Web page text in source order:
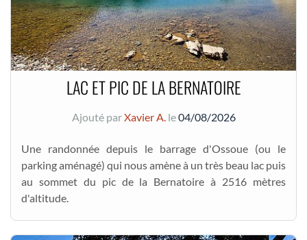
LAC ET PIC DE LA BERNATOIRE
Ajouté parXavier A.le04/08/2026
Une randonnée depuis le barrage d'Ossoue (ou le
parking aménagé) qui nous amène à un très beau lac puis
au sommet du pic de la Bernatoire à 2516 mètres
d'altitude.